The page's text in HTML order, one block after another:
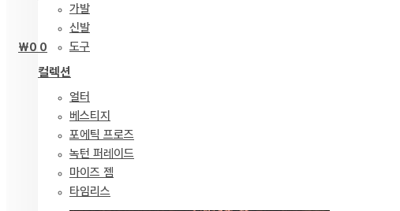
가발
신발
도구
컬렉션
얼터
베스티지
포에틱 프로즈
녹턴 퍼레이드
마이즈 젬
타임리스
₩0 0